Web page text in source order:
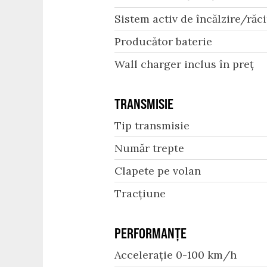
Sistem activ de încălzire/
Producător baterie
Wall charger inclus în preț
TRANSMISIE
Tip transmisie
Număr trepte
Clapete pe volan
Tracțiune
PERFORMANȚE
Accelerație 0-100 km/h